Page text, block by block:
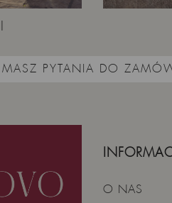
MASZ PYTANIA DO
O NAS